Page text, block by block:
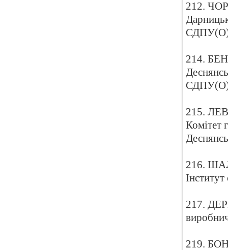
212.
214.
215.
Комітет
216.
217.
219.